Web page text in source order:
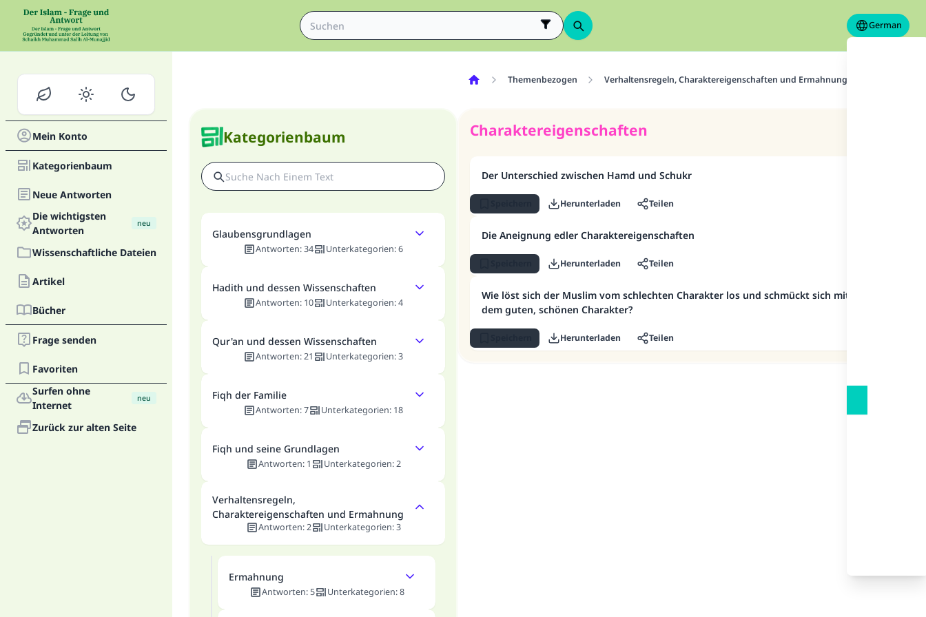
German
Mein Konto
Kategorienbaum
Neue Antworten
Die wichtigsten
Antworten
neu
Wissenschaftliche Dateien
Artikel
Bücher
Frage senden
Favoriten
Surfen ohne
Internet
neu
Zurück zur alten Seite
Kategorienbaum
Glaubensgrundlagen
Antworten:34 Unterkategorien:6
Hadith und dessen Wissenschaften
Antworten: 10 Unterkategorien:4
Qur'an und dessen Wissenschaften
Antworten:21 Unterkategorien:3
Fiqh der Familie
Antworten:7 Unterkategorien: 18
Fiqh und seine Grundlagen
Antworten: 1 Unterkategorien: 2
Verhaltensregeln,
Charaktereigenschaften und Ermahnung
Antworten:2 Unterkategorien: 3
Ermahnung
Antworten:5 Unterkategorien: 8
Themenbezogen Verhaltensregeln, Charaktereigenschaften und Ermahnung
Charaktereigenschaften
Der Unterschied zwischen Hamd und Schukr
Herunterladen Teilen
Die Aneignung edler Charaktereigenschaften
Herunterladen Teilen
Wie löst sich der Muslim vom schlechten Charakter los und schmückt sich mit
dem guten, schönen Charakter?
Herunterladen Teilen
Die Antwort Nr. 110845 rettete eine Ehe.